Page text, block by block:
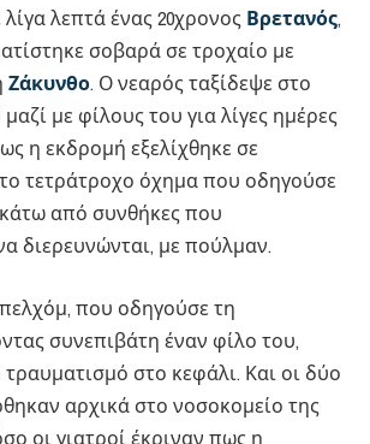
λεπτά ένας 20χρονος Βρετανός,
σοβαρά σε τροχαίο με
Ζάκυνθο. Ο νεαρός ταξίδεψε στο
με φίλους του για λίγες ημέρες
η εκδρομή εξελίχθηκε σε
τετράτροχο όχημα που οδηγούσε
από συνθήκες που
διερευνώνται, με πούλμαν.
που οδηγούσε τη
συνεπιβάτη έναν φίλο του,
στο κεφάλι. Και οι δύο
αρχικά στο νοσοκομείο της
οι γιατροί έκριναν πως η